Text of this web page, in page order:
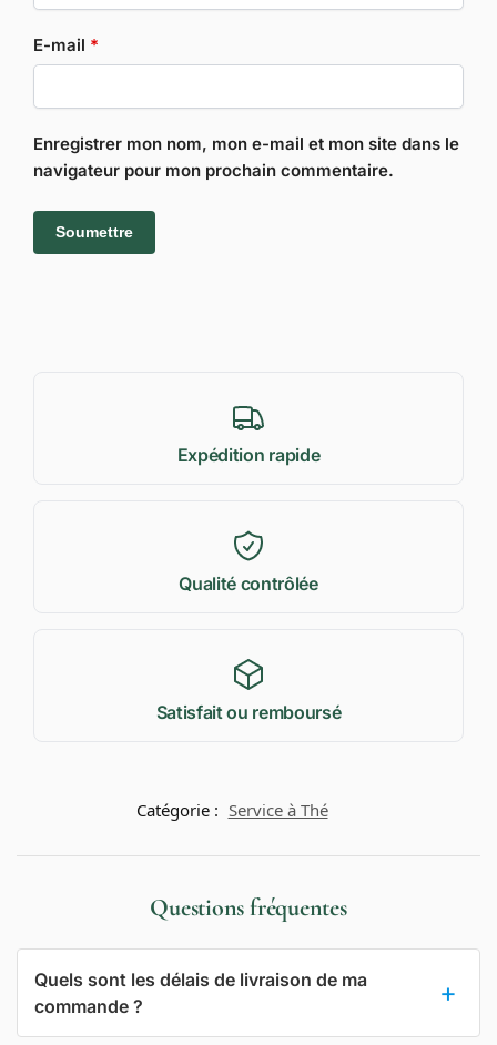
E-mail *
Enregistrer mon nom, mon e-mail et mon site dans le
navigateur pour mon prochain commentaire.
Expédition rapide
Qualité contrôlée
Satisfait ou remboursé
Catégorie : Service à Thé
Questions fréquentes
Quels sont les délais de livraison de ma
commande ?